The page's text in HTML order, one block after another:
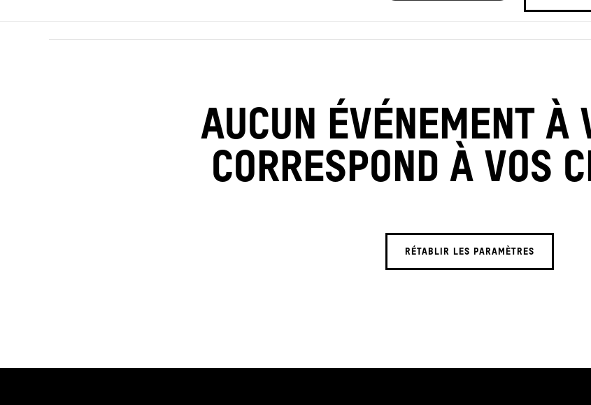
AUCUN ÉVÉNEMENT À
CORRESPOND À VOS
RÉTABLIR LES PARAMÈTRES